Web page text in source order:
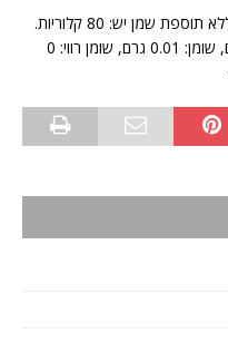
ב100 גרם של ארטישוק ירושלמי מבושל ללא תוספת שמן יש: 80 קלוריות.
פחמימות: 18.36 גרם, חלבונים: 2.11 גרם, שומן: 0.01 גרם, שומן רווי: 0